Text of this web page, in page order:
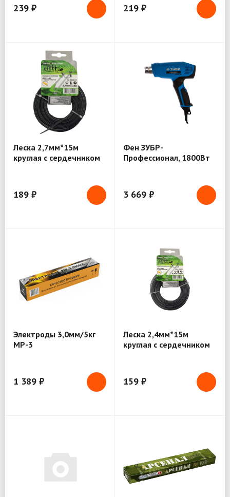
239 ₽ 219 ₽
Леска 2,7мм*15м
круглая с сердечником
189 ₽
Фен ЗУБР-
Профессионал, 1800Вт
3 669 ₽
Электроды 3,0мм/5кг
МР-3
1 389 ₽
Леска 2,4мм*15м
круглая с сердечником
159 ₽